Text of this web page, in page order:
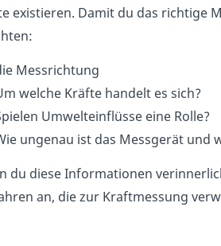
existieren. Damit du das richtige
Messrichtung
welche Kräfte handelt es sich?
Umwelteinflüsse eine Rolle?
ungenau ist das Messgerät und
du diese Informationen
an, die zur Kraftmessung